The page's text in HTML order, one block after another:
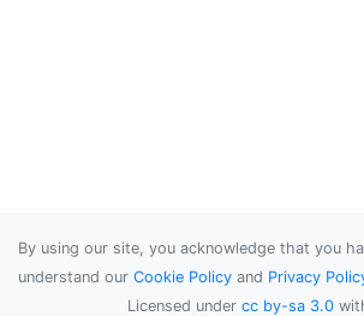
By using our site, you acknowledge that you
understand our Cookie Policy and Privacy
Licensed under cc by-sa 3.0